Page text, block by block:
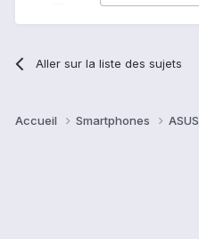
Aller sur la liste des sujets
Accueil Smartphones ASUS